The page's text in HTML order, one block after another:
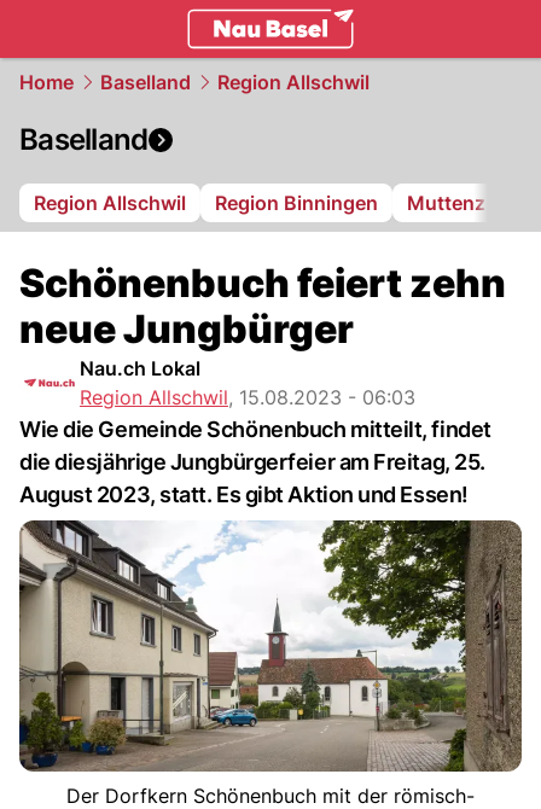
Home Baselland Region Allschwil
Baselland
Region Allschwil Region Binningen Muttenz
Schönenbuch feiert zehn
neue Jungbürger
Nau.ch Lokal
Region Allschwil, 15.08.2023 - 06:03
Wie die Gemeinde Schönenbuch mitteilt, findet
die diesjährige Jungbürgerfeier am Freitag, 25.
August 2023, statt. Es gibt Aktion und Essen!
Der Dorfkern Schönenbuch mit der römisch-